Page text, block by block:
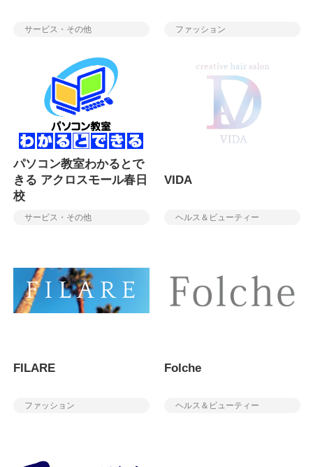
サービス・その他 ファッション
パソコン教室わかるとで
きる アクロスモール春日
校
サービス・その他
VIDA
ヘルス＆ビューティー
FILARE
ファッション
Folche
ヘルス＆ビューティー